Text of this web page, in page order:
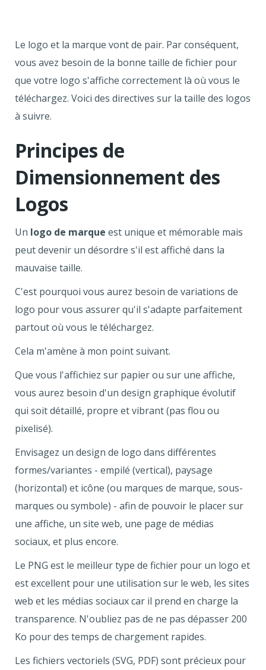
Le logo et la marque vont de pair. Par conséquent,
vous avez besoin de la bonne taille de fichier pour
que votre logo s'affiche correctement là où vous le
téléchargez. Voici des directives sur la taille des logos
à suivre.
Principes de
Dimensionnement des
Logos
Un logo de marque est unique et mémorable mais
peut devenir un désordre s'il est affiché dans la
mauvaise taille.
C'est pourquoi vous aurez besoin de variations de
logo pour vous assurer qu'il s'adapte parfaitement
partout où vous le téléchargez.
Cela m'amène à mon point suivant.
Que vous l'affichiez sur papier ou sur une affiche,
vous aurez besoin d'un design graphique évolutif
qui soit détaillé, propre et vibrant (pas flou ou
pixelisé).
Envisagez un design de logo dans différentes
formes/variantes - empilé (vertical), paysage
(horizontal) et icône (ou marques de marque, sous-
marques ou symbole) - afin de pouvoir le placer sur
une affiche, un site web, une page de médias
sociaux, et plus encore.
Le PNG est le meilleur type de fichier pour un logo et
est excellent pour une utilisation sur le web, les sites
web et les médias sociaux car il prend en charge la
transparence. N'oubliez pas de ne pas dépasser 200
Ko pour des temps de chargement rapides.
Les fichiers vectoriels (SVG, PDF) sont précieux pour